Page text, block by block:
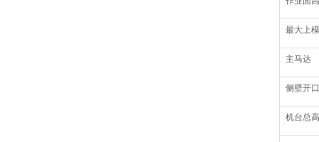
最大上
主马达
侧壁开
机台总